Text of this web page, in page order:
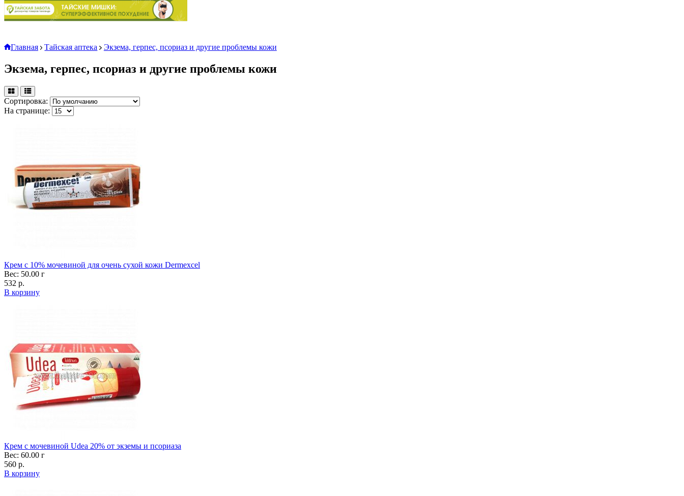
Главная Тайская аптека Экзема, герпес, псориаз и другие проблемы кожи
Экзема, герпес, псориаз и другие проблемы кожи
Сортировка:
На странице:
Крем с 10% мочевиной для очень сухой кожи Dermexcel
Вес: 50.00 г
532 р.
В корзину
Крем с мочевиной Udea 20% от экземы и псориаза
Вес: 60.00 г
560 р.
В корзину